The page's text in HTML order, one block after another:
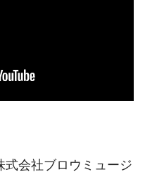
会社ブロウミュージ